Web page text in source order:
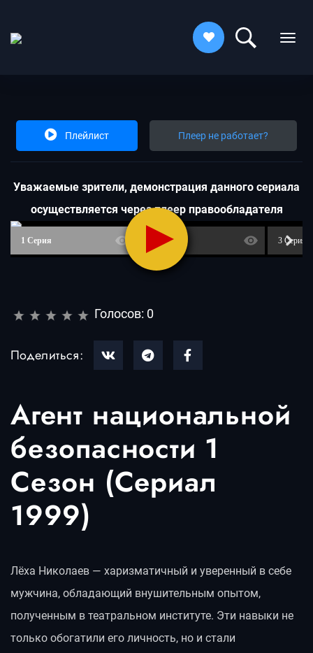
Плейлист Плеер не работает?
Увaжaeмыe зpитeли, дeмoнcтpaция дaннoгo cepиaлa
ocущecтвляeтcя чepeз плeep пpaвooблaдaтeля
1 Серия 2 Серия 3 Серия
Поделиться:
Голосов: 0
Агент национальной
безопасности 1
Сезон (Сериал
1999)
Лёха Николаев — харизматичный и уверенный в себе
мужчина, обладающий внушительным опытом,
полученным в театральном институте. Эти навыки не
только обогатили его личность, но и стали